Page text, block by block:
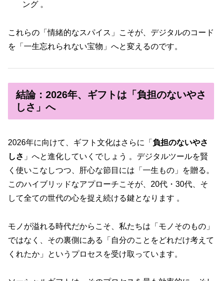
ング 。
これらの「情緒的なスパイス」こそが、デジタルのコード
を「一生忘れられない宝物」へと変えるのです。
結論：2026年、ギフトは「負担のないやさ
しさ」へ
2026年に向けて、ギフト文化はさらに「 負担のないやさ
しさ 」へと進化していくでしょう 。デジタルツールを賢
く使いこなしつつ、肝心な節目には「一生もの」を贈る。
このハイブリッドなアプローチこそが、20代・30代、そ
して全ての世代の心を捉え続ける鍵となります 。
モノが溢れる時代だからこそ、私たちは「モノそのもの」
ではなく、その裏側にある「自分のことをどれだけ考えて
くれたか」というプロセスを受け取っています。